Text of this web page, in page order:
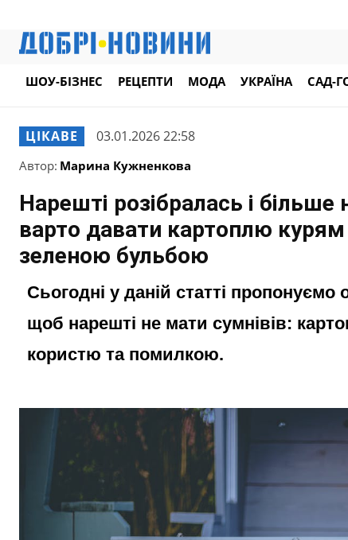
ШОУ-БІЗНЕС РЕЦЕПТИ МОДА УКРАЇНА САД-
ЦІКАВЕ 03.01.2026 22:58
Автор: Марина Кужненкова
Нарешті розібралась і
варто давати картоплю
зеленою бульбою
Сьогодні у даній статті
щоб нарешті не мати сумнівів:
користю та помилкою.